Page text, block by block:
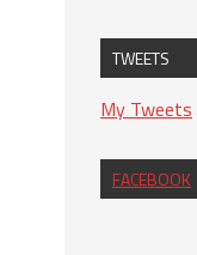
TWEETS
My Tweets
FACEBOOK